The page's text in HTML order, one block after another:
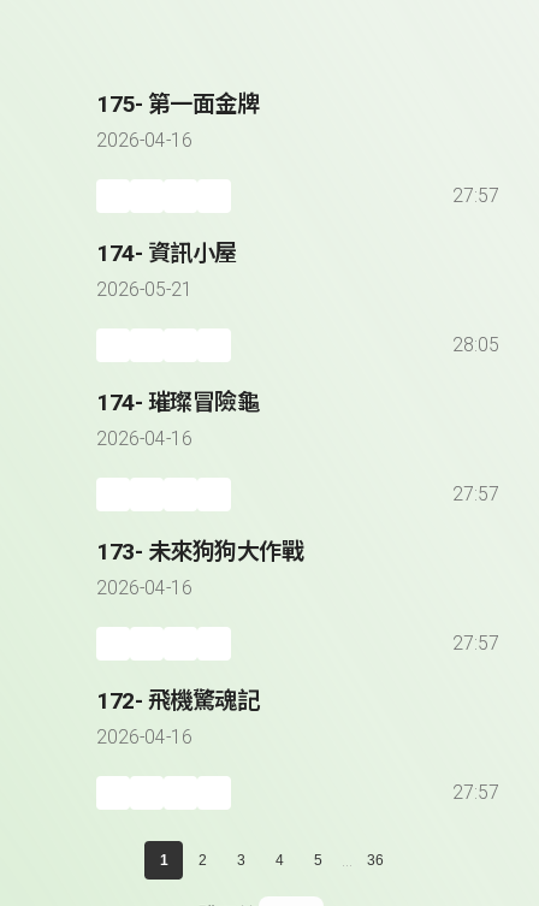
175- 第一面金牌
2026-04-16
27:57
174- 資訊小屋
2026-05-21
28:05
174- 璀璨冒險龜
2026-04-16
27:57
173- 未來狗狗大作戰
2026-04-16
27:57
172- 飛機驚魂記
2026-04-16
27:57
1 2 3 4 5 ... 36